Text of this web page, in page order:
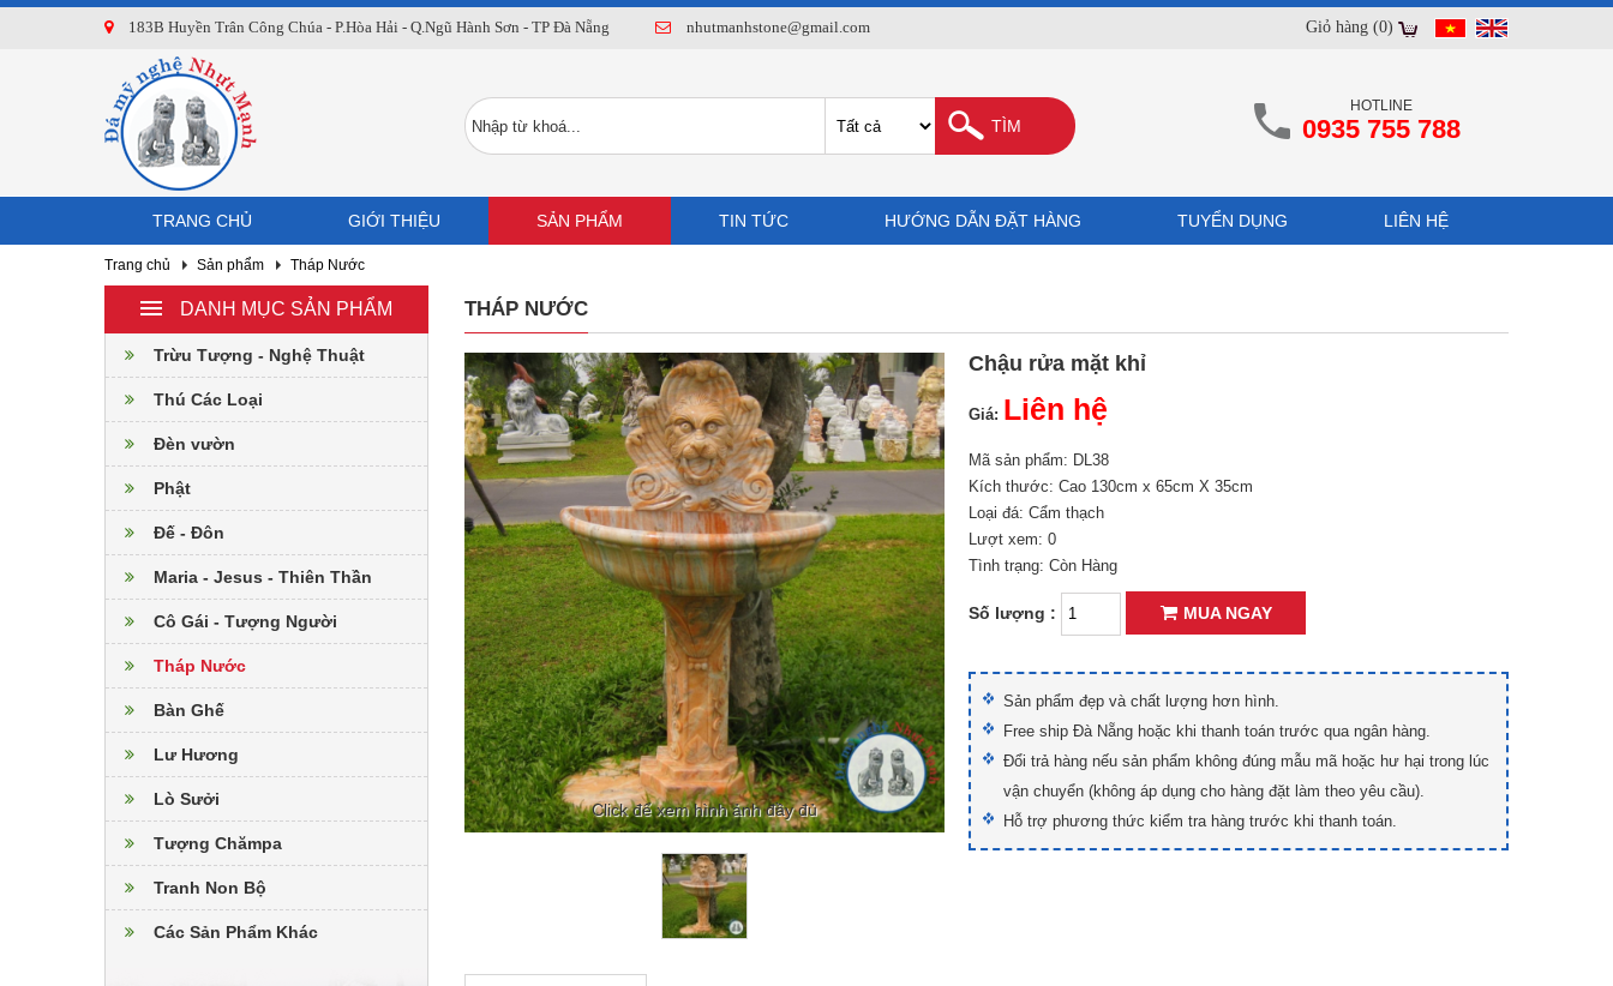
183B Huyền Trân Công Chúa - P.Hòa Hải - Q.Ngũ Hành Sơn - TP Đà Nẵng nhutmanhstone@gmail.com Giỏ hàng (0)
HOTLINE
0935 755 788
TRANG CHỦ GIỚI THIỆU SẢN PHẨM TIN TỨC HƯỚNG DẪN ĐẶT HÀNG TUYỂN DỤNG LIÊN HỆ
Trang chủ Sản phẩm Tháp Nước
DANH MỤC SẢN PHẨM
Trừu Tượng - Nghệ Thuật
Thú Các Loại
Đèn vườn
Phật
Đế - Đôn
Maria - Jesus - Thiên Thần
Cô Gái - Tượng Người
Tháp Nước
Bàn Ghế
Lư Hương
Lò Sưởi
Tượng Chămpa
Tranh Non Bộ
Các Sản Phẩm Khác
THÁP NƯỚC
Click để xem hình ảnh đầy đủ
Chậu rửa mặt khỉ
Giá: Liên hệ
Mã sản phẩm: DL38
Kích thước: Cao 130cm x 65cm X 35cm
Loại đá: Cẩm thạch
Lượt xem: 0
Tình trạng: Còn Hàng
Số lượng : MUA NGAY
Sản phẩm đẹp và chất lượng hơn hình.
Free ship Đà Nẵng hoặc khi thanh toán trước qua ngân hàng.
Đổi trả hàng nếu sản phẩm không đúng mẫu mã hoặc hư hại trong lúc
vận chuyển (không áp dụng cho hàng đặt làm theo yêu cầu).
Hỗ trợ phương thức kiểm tra hàng trước khi thanh toán.